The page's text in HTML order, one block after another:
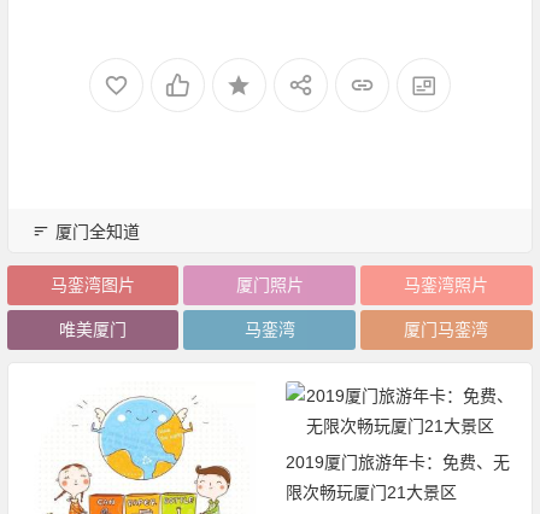
厦门全知道
马銮湾图片 厦门照片 马銮湾照片
唯美厦门 马銮湾 厦门马銮湾
2019厦门旅游年卡：免费、无
限次畅玩厦门21大景区